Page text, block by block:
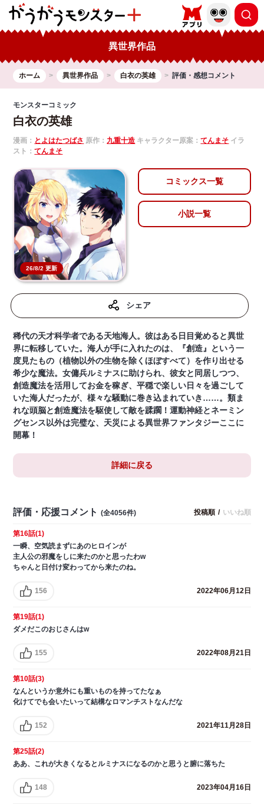
異世界作品
ホーム 異世界作品 白衣の英雄 評価・感想コメント
モンスターコミック
白衣の英雄
漫画： とよはたつばさ 原作： 九重十造 キャラクター原案：てんまそ イラ
スト：てんまそ
26/8/2 更新
コミックス一覧
小説一覧
シェア
稀代の天才科学者である天地海人。彼はある日目覚めると異世
界に転移していた。海人が手に入れたのは、『創造』という一
度見たもの（植物以外の生物を除くほぼすべて）を作り出せる
希少な魔法。女傭兵ルミナスに助けられ、彼女と同居しつつ、
創造魔法を活用してお金を稼ぎ、平穏で楽しい日々を過ごして
いた海人だったが、様々な騒動に巻き込まれていき……。類ま
れな頭脳と創造魔法を駆使して敵を蹂躙！運動神経とネーミン
グセンス以外は完璧な、天災による異世界ファンタジーここに
開幕！
詳細に戻る
評価・応援コメント (全4056件) 投稿順 / いいね順
第16話(1)
一瞬、空気読まずにあのヒロインが
主人公の邪魔をしに来たのかと思ったわw
ちゃんと日付け変わってから来たのね。
156 2022年06月12日
第19話(1)
ダメだこのおじさんはw
155 2022年08月21日
第10話(3)
なんというか意外にも重いものを持ってたなぁ
化けてでも会いたいって結構なロマンチストなんだな
152 2021年11月28日
第25話(2)
ああ、これが大きくなるとルミナスになるのかと思うと腑に落ちた
148 2023年04月16日